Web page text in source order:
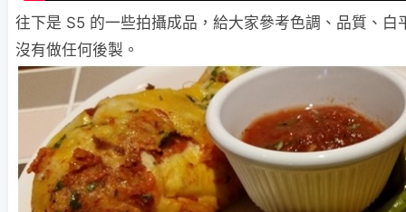
往下是 S5 的一些拍攝成品，給大家參考色調、品質、白
沒有做任何後製。